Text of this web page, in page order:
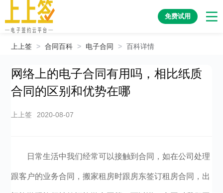
免费试用
上上签 > 合同百科 > 电子合同 > 百科详情
网络上的电子合同有用吗，相比纸质
合同的区别和优势在哪
上上签 2020-08-07
日常生活中我们经常可以接触到合同，如在公司处理
跟客户的业务合同，搬家租房时跟房东签订租房合同，出